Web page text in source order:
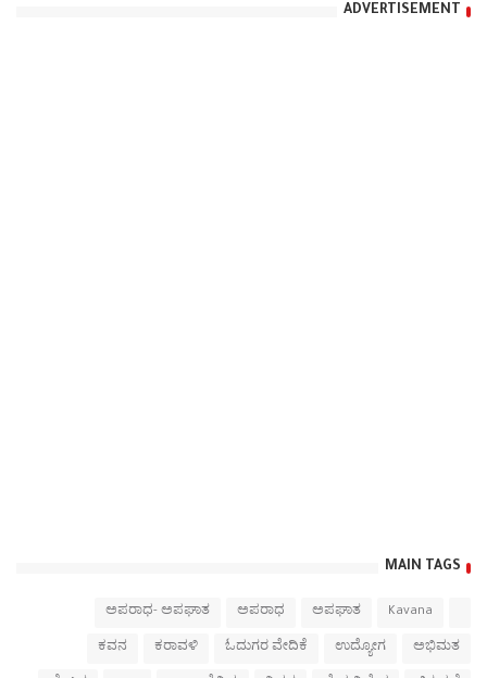
ADVERTISEMENT
MAIN TAGS
Kavana
ಅಪಘಾತ
ಅಪರಾಧ
ಅಪರಾಧ- ಅಪಘಾತ
ಅಭಿಮತ
ಉದ್ಯೋಗ
ಓದುಗರ ವೇದಿಕೆ
ಕರಾವಳಿ
ಕವನ